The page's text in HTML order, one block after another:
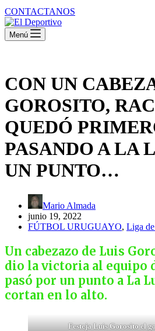
CONTACTANOS
Menú
CON UN
GOROSITO,
QUEDÓ
PASANDO A LA
UN PUNTO…
Mario Almada
junio 19, 2022
FÚTBOL URUGUAYO, Liga
Un cabezazo de Luis
dio la victoria al equipo
pasó por un punto a La
cortan en lo alto.
Festeja Luis Gorosito el